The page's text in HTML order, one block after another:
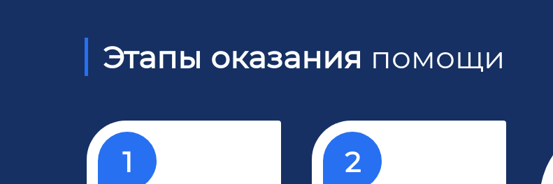
Этапы оказания помощи